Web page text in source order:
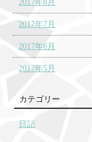
2017年8月
2017年7月
2017年6月
2017年5月
カテゴリー
日記